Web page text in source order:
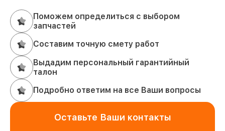
Поможем определиться с выбором
запчастей
Составим точную смету работ
Выдадим персональный гарантийный
талон
Подробно ответим на все Ваши вопросы
Оставьте Ваши контакты